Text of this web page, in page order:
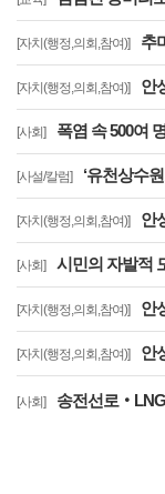
[자치(행정,의회,참여)] 추미
[자치(행정,의회,참여)] 안
[사회] 폭염 속 500여 명 안성
[사설/칼럼] ‘유천상수원보호구역
[자치(행정,의회,참여)] 안성
[사회] 시민의 자발적 도움이
[자치(행정,의회,참여)] 안성시
[자치(행정,의회,참여)] 안성
[사회] 송전선로